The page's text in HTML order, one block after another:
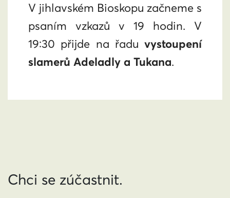
V jihlavském Bioskopu začneme s
psaním vzkazů v 19 hodin. V
19:30 přijde na řadu vystoupení
slamerů Adeladly a Tukana.
Chci se zúčastnit.